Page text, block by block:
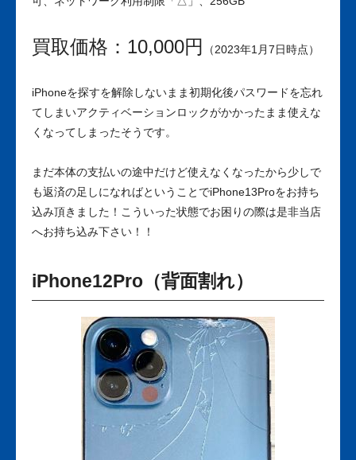
買取価格：10,000円 （2023年1月7日時点）
iPhoneを探すを解除しないまま初期化後パスワードを忘れ
てしまいアクティベーションロックがかかったまま使えな
くなってしまったそうです。
まだ本体の支払いの途中だけど使えなくなったから少しで
も返済の足しになればということでiPhone13Proをお持ち
込み頂きました！こういった状態でお困りの際は是非当店
へお持ち込み下さい！！
iPhone12Pro（背面割れ）